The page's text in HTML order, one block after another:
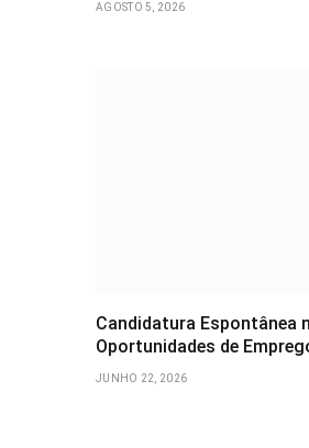
AGOSTO 5, 2026
Candidatura Espontânea
Oportunidades de
JUNHO 22, 2026